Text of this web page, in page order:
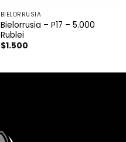
BIELORRUSIA
Bielorrusia – P17 – 5.000
Rublei
$1.500